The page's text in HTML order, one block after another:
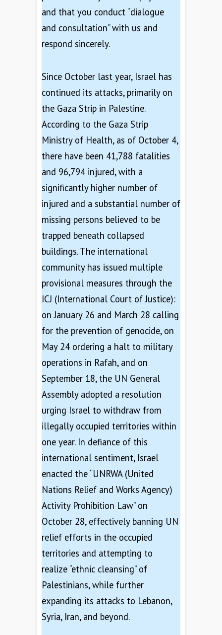
and that you conduct “dialogue
and consultation” with us and
respond sincerely.
Since October last year, Israel has
continued its attacks, primarily on
the Gaza Strip in Palestine.
According to the Gaza Strip
Ministry of Health, as of October 4,
there have been 41,788 fatalities
and 96,794 injured, with a
significantly higher number of
injured and a substantial number of
missing persons believed to be
trapped beneath collapsed
buildings. The international
community has issued multiple
provisional measures through the
ICJ (International Court of Justice):
on January 26 and March 28 calling
for the prevention of genocide, on
May 24 ordering a halt to military
operations in Rafah, and on
September 18, the UN General
Assembly adopted a resolution
urging Israel to withdraw from
illegally occupied territories within
one year. In defiance of this
international sentiment, Israel
enacted the “UNRWA (United
Nations Relief and Works Agency)
Activity Prohibition Law” on
October 28, effectively banning UN
relief efforts in the occupied
territories and attempting to
realize “ethnic cleansing” of
Palestinians, while further
expanding its attacks to Lebanon,
Syria, Iran, and beyond.